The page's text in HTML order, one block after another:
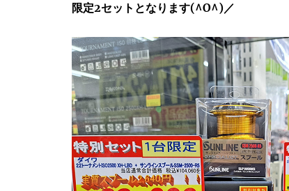
限定2セットとなります(^O^)／